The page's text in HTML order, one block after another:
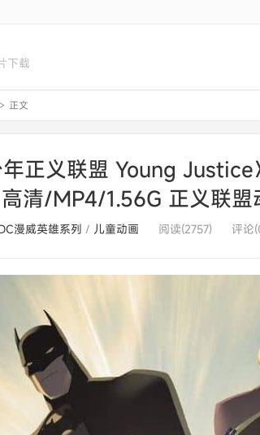
下载
> 正文
正义联盟 Young
清/MP4/1.56G 正义联盟
漫威英雄系列 / 儿童动画 阅读(2757) 评论